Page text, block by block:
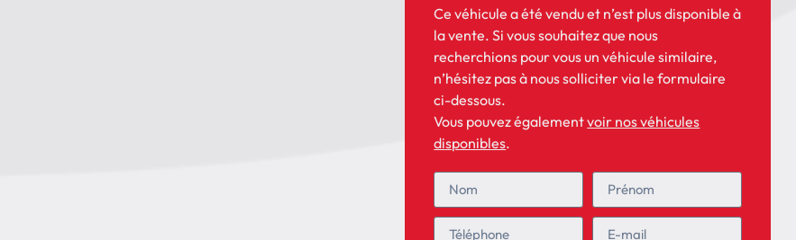
Ce véhicule a été vendu et n’est plus disponible à
la vente. Si vous souhaitez que nous
recherchions pour vous un véhicule similaire,
n’hésitez pas à nous solliciter via le formulaire
ci-dessous.
Vous pouvez égalementvoir nos véhicules
disponibles.